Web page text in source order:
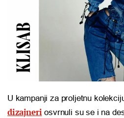
U kampanji za proljetnu
dizajneri osvrnuli su se i na